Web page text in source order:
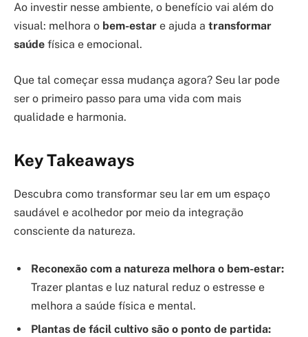
Ao investir nesse ambiente, o benefício vai além do
visual: melhora o bem-estar e ajuda a transformar
saúde física e emocional.
Que tal começar essa mudança agora? Seu lar pode
ser o primeiro passo para uma vida com mais
qualidade e harmonia.
Key Takeaways
Descubra como transformar seu lar em um espaço
saudável e acolhedor por meio da integração
consciente da natureza.
Reconexão com a natureza melhora o bem-estar:
Trazer plantas e luz natural reduz o estresse e
melhora a saúde física e mental.
Plantas de fácil cultivo são o ponto de partida: